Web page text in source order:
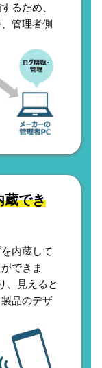
るため、
管理者側
蔵でき
内蔵して
できま
、見えると
品のデザ